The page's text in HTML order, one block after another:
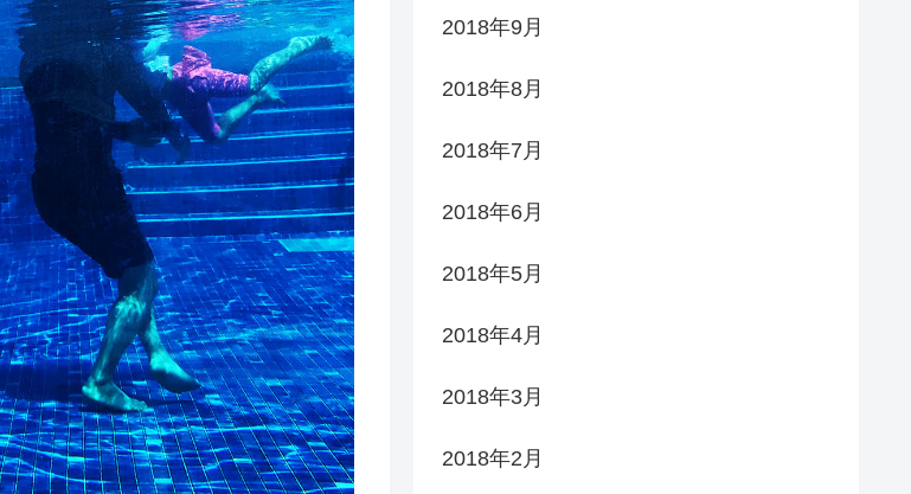
2018年9月
2018年8月
2018年7月
2018年6月
2018年5月
2018年4月
2018年3月
2018年2月